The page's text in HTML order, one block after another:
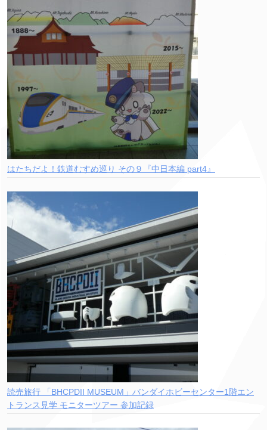
はたちだよ！鉄道むすめ巡り その９『中日本編 part4』
読売旅行 「BHCPDII MUSEUM」バンダイホビーセンター1階エン
トランス見学 モニターツアー 参加記録